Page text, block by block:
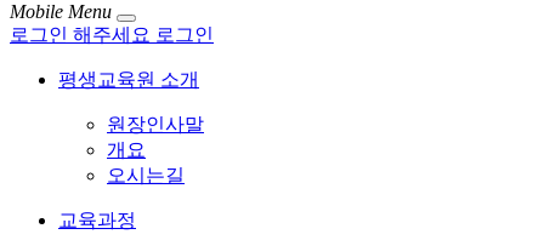
Mobile Menu
로그인 해주세요 로그인
평생교육원 소개
원장인사말
개요
오시는길
교육과정